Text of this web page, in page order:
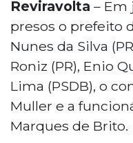
Reviravolta – Em
presos o prefeito
Nunes da Silva
Roniz (PR), Enio
Lima (PSDB), o
Muller e a
Marques de Brito.